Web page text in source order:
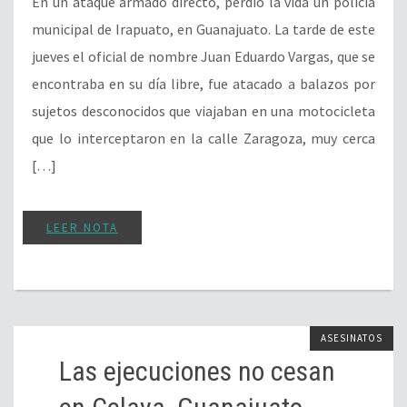
municipal de Irapuato, en Guanajuato. La tarde de este
jueves el oficial de nombre Juan Eduardo Vargas, que se
encontraba en su día libre, fue atacado a balazos por
sujetos desconocidos que viajaban en una motocicleta
que lo interceptaron en la calle Zaragoza, muy cerca
[…]
LEER NOTA
ASESINATOS
Las ejecuciones no cesan